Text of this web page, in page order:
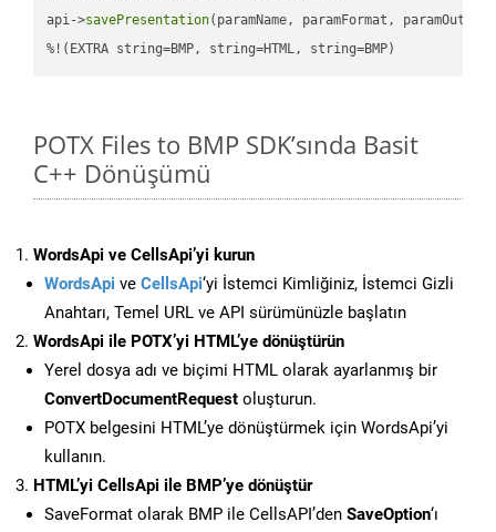
api->savePresentation(paramName, paramFormat,
%!(EXTRA string=BMP, string=HTML, string=BMP)
POTX Files to BMP SDK’sında Basit
C++ Dönüşümü
WordsApi ve CellsApi’yi kurun
WordsApi ve CellsApi‘yi İstemci Kimliğiniz, İstemci Gizli
Anahtarı, Temel URL ve API sürümünüzle başlatın
WordsApi ile POTX’yi HTML’ye dönüştürün
Yerel dosya adı ve biçimi HTML olarak ayarlanmış bir
ConvertDocumentRequest oluşturun.
POTX belgesini HTML’ye dönüştürmek için WordsApi’yi
kullanın.
HTML’yi CellsApi ile BMP’ye dönüştür
SaveFormat olarak BMP ile CellsAPI’den SaveOption‘ı